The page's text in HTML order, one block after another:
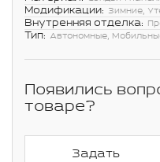
Модификации: Зимние,
Внутренняя отделка:
Тип: Автономные,
Появились
товаре?
Задать